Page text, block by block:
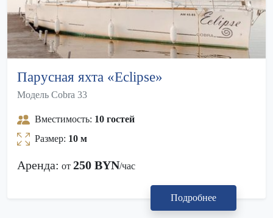
Парусная яхта «Eclipse»
Модель Cobra 33
Вместимость: 10 гостей
Размер: 10 м
Аренда: от 250 BYN/час
Подробнее